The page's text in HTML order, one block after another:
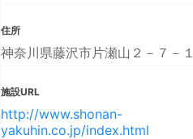
住所
神奈川県藤沢市片瀬山２－７－１
施設URL
http://www.shonan-
yakuhin.co.jp/index.html